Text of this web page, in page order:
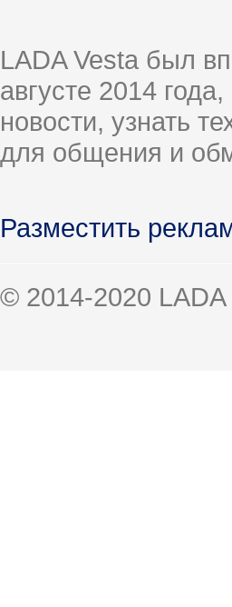
LADA Vesta был
августе 2014
новости, узнать
для общения и
Разместить
© 2014-2020